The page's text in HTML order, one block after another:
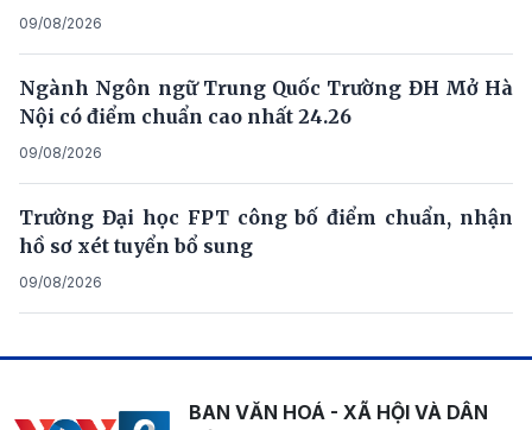
09/08/2026
Ngành Ngôn ngữ Trung Quốc Trường ĐH Mở Hà
Nội có điểm chuẩn cao nhất 24.26
09/08/2026
Trường Đại học FPT công bố điểm chuẩn, nhận
hồ sơ xét tuyển bổ sung
09/08/2026
BAN VĂN HOÁ - XÃ HỘI VÀ DÂN